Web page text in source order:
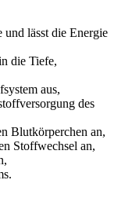
lässt die Energie
die Tiefe,
aus,
des
Blutkörperchen an,
Stoffwechsel an,